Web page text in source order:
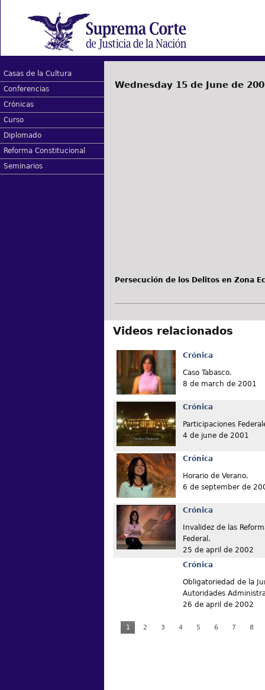
Casas de la Cultura
Conferencias
Crónicas
Curso
Diplomado
Reforma Constitucional
Seminarios
Wednesday 15 de June de
Persecución de los Delitos en Zona
Videos relacionados
Crónica
Caso Tabasco.
8 de march de 2001
Crónica
Participaciones
4 de june de 2001
Crónica
Horario de Verano.
6 de september de
Crónica
Invalidez de las
Federal.
25 de april de 2002
Crónica
Obligatoriedad de la
Autoridades
26 de april de 2002
1 2 3 4 5 6 7 8